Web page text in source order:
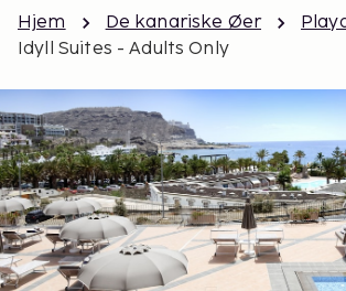
Hjem De kanariske Øer
Idyll Suites - Adults Only